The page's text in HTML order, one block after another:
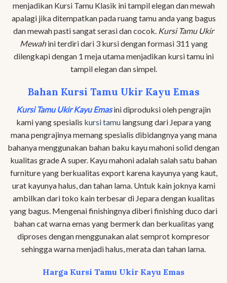
menjadikan Kursi Tamu Klasik ini tampil elegan dan mewah
apalagi jika ditempatkan pada ruang tamu anda yang bagus
dan mewah pasti sangat serasi dan cocok. Kursi Tamu Ukir
Mewahini terdiri dari 3 kursi dengan formasi 311 yang
dilengkapi dengan 1 meja utama menjadikan kursi tamu ini
tampil elegan dan simpel.
Bahan Kursi Tamu Ukir Kayu Emas
Kursi Tamu Ukir Kayu Emasini diproduksi oleh pengrajin
kami yang spesialis kursi tamulangsung dari Jepara yang
mana pengrajinya memang spesialis dibidangnya yang mana
bahanya menggunakan bahan baku kayu mahoni solid dengan
kualitas grade A super. Kayu mahoni adalah salah satu bahan
furniture yang berkualitas export karena kayunya yang kaut,
urat kayunya halus, dan tahan lama. Untuk kain joknya kami
ambilkan dari toko kain terbesar di Jepara dengan kualitas
yang bagus. Mengenai finishingnya diberi finishing duco dari
bahan cat warna emas yang bermerk dan berkualitas yang
diproses dengan menggunakan alat semprot kompresor
sehingga warna menjadi halus, merata dan tahan lama.
Harga Kursi Tamu Ukir Kayu Emas